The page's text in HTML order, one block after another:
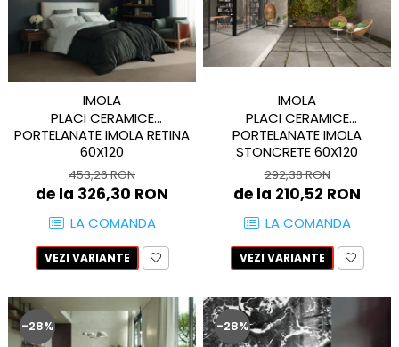
MYSTONE SILVER ROOT
UNICHE
MYSTONE LIMESTONE
MYSTONE CEPPO DI GRE
MYSTONE LAVAGNA
CARACTER
MULTIQUARTZ
FRAMMENTO
PINCH
FABULA
SLOW COLD
SLOW
IMOLA
PLACI CERAMICE
PORTELANATE IMOLA RETINA
60X120
453,26 RON
de la 326,30 RON
LA COMANDA
VEZI VARIANTE
IMOLA
PLACI CERAMICE
PORTELANATE IMOLA
STONCRETE 60X120
292,38 RON
de la 210,52 RON
LA COMANDA
VEZI VARIANTE
-28% -28%